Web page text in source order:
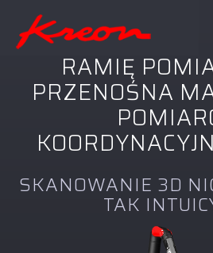
RAMIĘ
PRZENOŚNA
SKANOWANIE 3D
TAK